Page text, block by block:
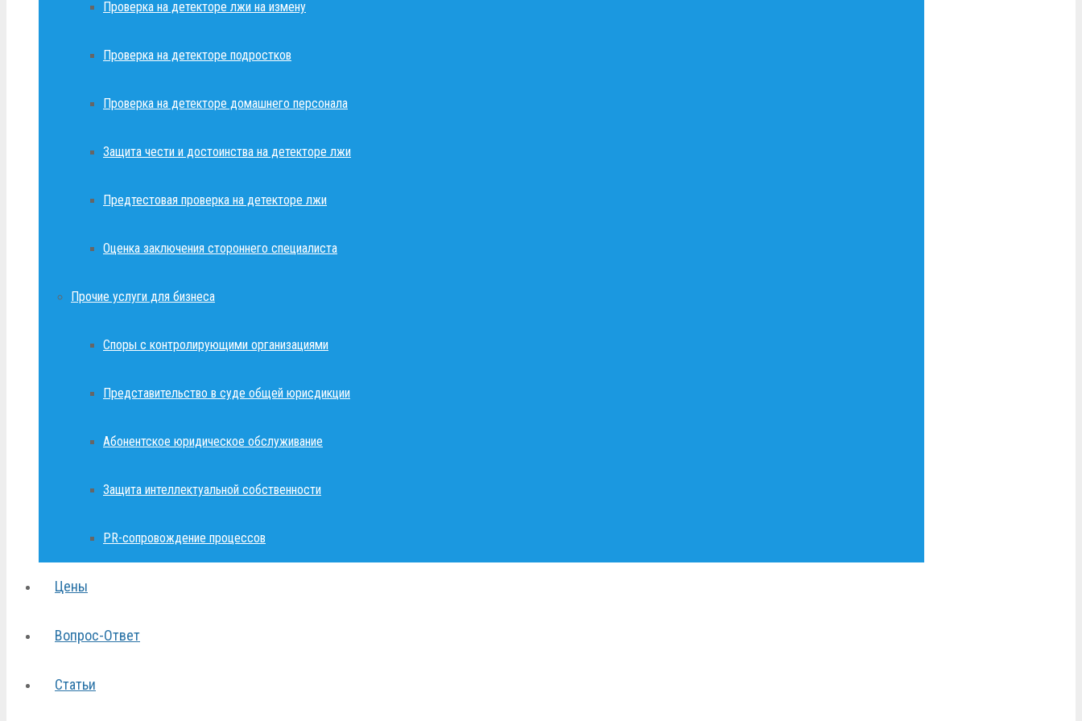
Проверка на детекторе лжи на измену
Проверка на детекторе подростков
Проверка на детекторе домашнего персонала
Защита чести и достоинства на детекторе лжи
Предтестовая проверка на детекторе лжи
Оценка заключения стороннего специалиста
Прочие услуги для бизнеса
Споры с контролирующими организациями
Представительство в суде общей юрисдикции
Абонентское юридическое обслуживание
Защита интеллектуальной собственности
PR-сопровождение процессов
Цены
Вопрос-Ответ
Статьи